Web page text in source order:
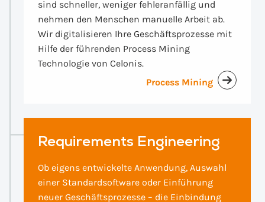
sind schneller, weniger fehleranfällig und
nehmen den Menschen manuelle Arbeit ab.
Wir digitalisieren Ihre Geschäftsprozesse mit
Hilfe der führenden Process Mining
Technologie von Celonis.
Process Mining
Requirements Engineering
Ob eigens entwickelte Anwendung, Auswahl
einer Standardsoftware oder Einführung
neuer Geschäftsprozesse – die Einbindung